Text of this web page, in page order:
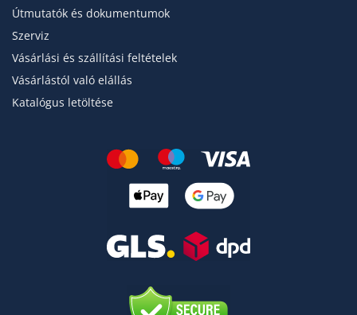
Útmutatók és dokumentumok
Szerviz
Vásárlási és szállítási feltételek
Vásárlástól való elállás
Katalógus letöltése